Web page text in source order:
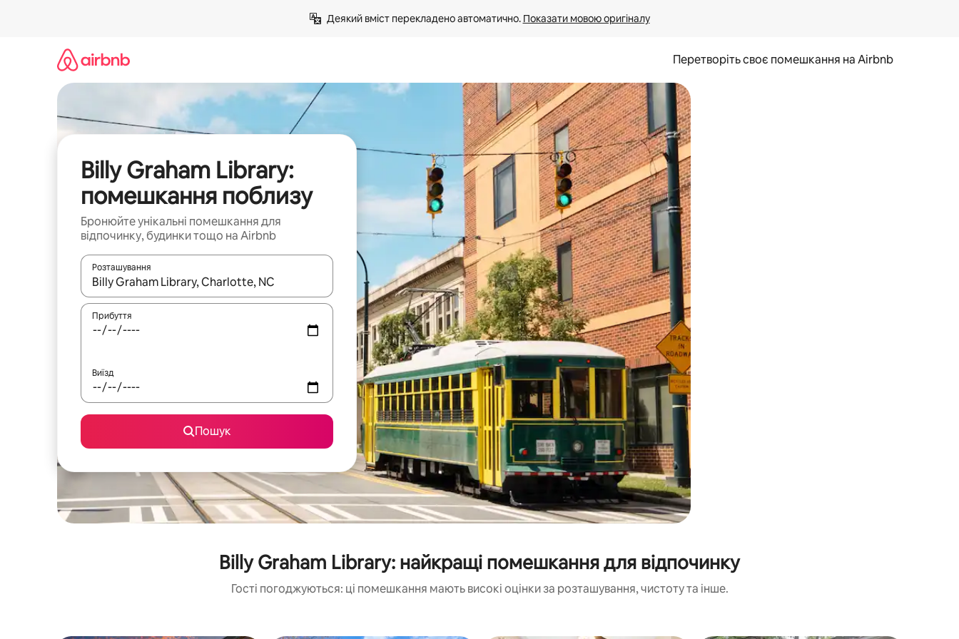
Деякий вміст перекладено автоматично. Показати мовою оригіналу
Перетворіть своє помешкання на Airbnb
Billy Graham Library:
помешкання поблизу
Бронюйте унікальні помешкання для
відпочинку, будинки тощо на Airbnb
Розташування
Отримавши результати пошуку, використовуйте для навігації сторінкою клавіші зі стрілками вгору та вниз або жести дотику та гортання.
Прибуття
Виїзд
Пошук
Billy Graham Library: найкращі помешкання для відпочинку
Гості погоджуються: ці помешкання мають високі оцінки за розташування, чистоту та інше.